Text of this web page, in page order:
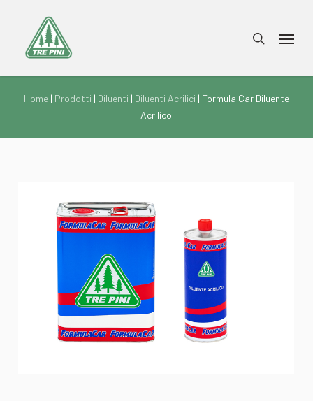
content
Menu
Home| Prodotti | Diluenti | Diluenti Acrilici | Formula Car Diluente
Acrilico